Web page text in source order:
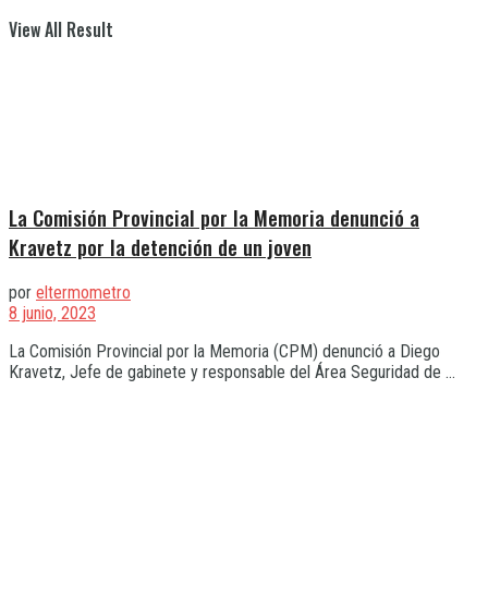
View All Result
La Comisión Provincial por la Memoria denunció a
Kravetz por la detención de un joven
por eltermometro
8 junio, 2023
La Comisión Provincial por la Memoria (CPM) denunció a Diego
Kravetz, Jefe de gabinete y responsable del Área Seguridad de ...